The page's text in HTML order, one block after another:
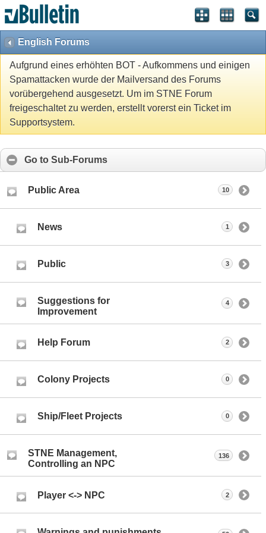
English Forums
Aufgrund eines erhöhten BOT - Aufkommens und einigen
Spamattacken wurde der Mailversand des Forums
vorübergehend ausgesetzt. Um im STNE Forum
freigeschaltet zu werden, erstellt vorerst ein Ticket im
Supportsystem.
Go to Sub-Forums
Public Area 10
News 1
Public 3
Suggestions for
Improvement
4
Help Forum 2
Colony Projects 0
Ship/Fleet Projects 0
STNE Management,
Controlling an NPC
136
Player <-> NPC 2